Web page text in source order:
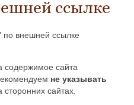
ссылке
по внешней ссылке
содержимое сайта
не указывать
сайтах.